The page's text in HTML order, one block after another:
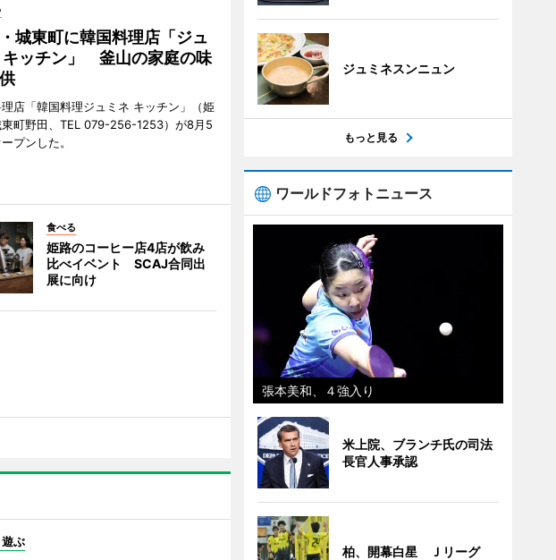
城東町に韓国料理店「ジュ
キッチン」 釜山の家庭の味
店「韓国料理ジュミネ キッチン」（姫
東町野田、TEL 079-256-1253）が8月5
プンした。
食べる
姫路のコーヒー店4店が飲み
比べイベント SCAJ合同出
展に向け
ぶ
ジュミネスンニュン
もっと見る
ワールドフォトニュース
張本美和、４強入り
米上院、ブランチ氏の司法
長官人事承認
柏、開幕白星 Ｊリーグ